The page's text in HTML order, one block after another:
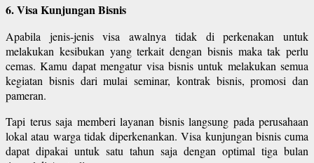
6. Visa Kunjungan Bisnis
Apabila jenis-jenis visa awalnya tidak di perkenakan untuk
melakukan kesibukan yang terkait dengan bisnis maka tak perlu
cemas. Kamu dapat mengatur visa bisnis untuk melakukan semua
kegiatan bisnis dari mulai seminar, kontrak bisnis, promosi dan
pameran.
Tapi terus saja memberi layanan bisnis langsung pada perusahaan
lokal atau warga tidak diperkenankan. Visa kunjungan bisnis cuma
dapat dipakai untuk satu tahun saja dengan optimal tiga bulan